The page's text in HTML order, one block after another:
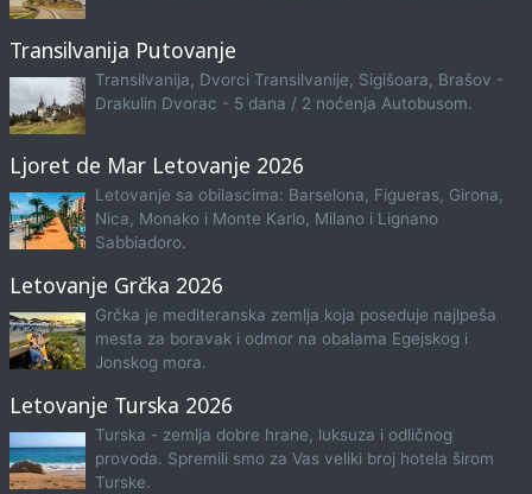
Transilvanija Putovanje
Transilvanija, Dvorci Transilvanije, Sigišoara, Brašov -
Drakulin Dvorac - 5 dana / 2 noćenja Autobusom.
Ljoret de Mar Letovanje 2026
Letovanje sa obilascima: Barselona, Figueras, Girona,
Nica, Monako i Monte Karlo, Milano i Lignano
Sabbiadoro.
Letovanje Grčka 2026
Grčka je mediteranska zemlja koja poseduje najlpeša
mesta za boravak i odmor na obalama Egejskog i
Jonskog mora.
Letovanje Turska 2026
Turska - zemlja dobre hrane, luksuza i odličnog
provoda. Spremili smo za Vas veliki broj hotela širom
Turske.